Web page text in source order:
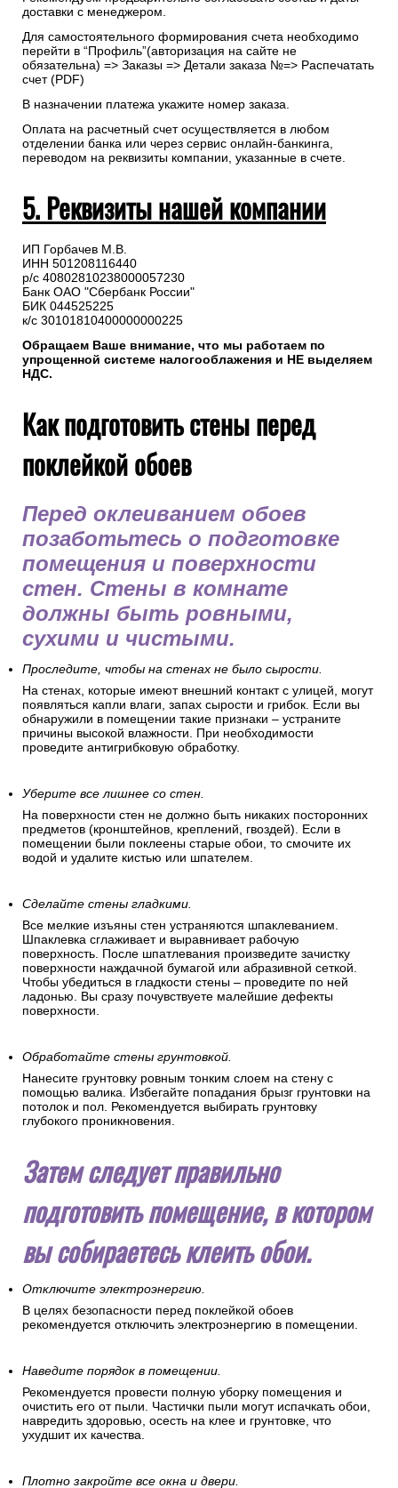
Оплата на расчетный счет осуществляется в любом
отделении банка или через сервис онлайн-банкинга,
переводом на реквизиты компании, указанные в счете.
Самостоятельно скачать счетна оплату
доставки с менеджером.
Для самостоятельного формирования счета необходимо
перейти в “Профиль”(авторизация на сайте не
обязательна) => Заказы => Детали заказа №=> Распечатать
В назначении платежа укажите номер заказа.
Оплата на расчетный счет осуществляется в любом
переводом на реквизиты компании, указанные в счете.
5. Реквизиты нашей компании
ИП Горбачев М.В.
ИНН 501208116440
р/с 40802810238000057230
к/с 30101810400000000225
Обращаем Ваше внимание, что мы работаем по
упрощенной системе налогооблажения и НЕ выделяем
НДС.
Как подготовить стены перед
поклейкой обоев
Перед оклеиванием обоев
позаботьтесь о подготовке
помещения и поверхности
стен. Стены в комнате
должны быть ровными,
сухими и чистыми.
На стенах, которые имеют внешний контакт с улицей, могут
появляться капли влаги, запах сырости и грибок. Если вы
обнаружили в помещении такие признаки – устраните
причины высокой влажности. При необходимости
проведите антигрибковую обработку.
На поверхности стен не должно быть никаких посторонних
предметов (кронштейнов, креплений, гвоздей). Если в
помещении были поклеены старые обои, то смочите их
водой и удалите кистью или шпателем.
Сделайте стены гладкими.
Все мелкие изъяны стен устраняются шпаклеванием.
поверхность. После шпатлевания произведите зачистку
поверхности наждачной бумагой или абразивной сеткой.
Чтобы убедиться в гладкости стены – проведите по ней
ладонью. Вы сразу почувствуете малейшие дефекты
поверхности.
Нанесите грунтовку ровным тонким слоем на стену с
помощью валика. Избегайте попадания брызг грунтовки на
потолок и пол. Рекомендуется выбирать грунтовку
глубокого проникновения.
Затем следует правильно
подготовить помещение, в котором
Отключите электроэнергию.
В целях безопасности перед поклейкой обоев
рекомендуется отключить электроэнергию в помещении.